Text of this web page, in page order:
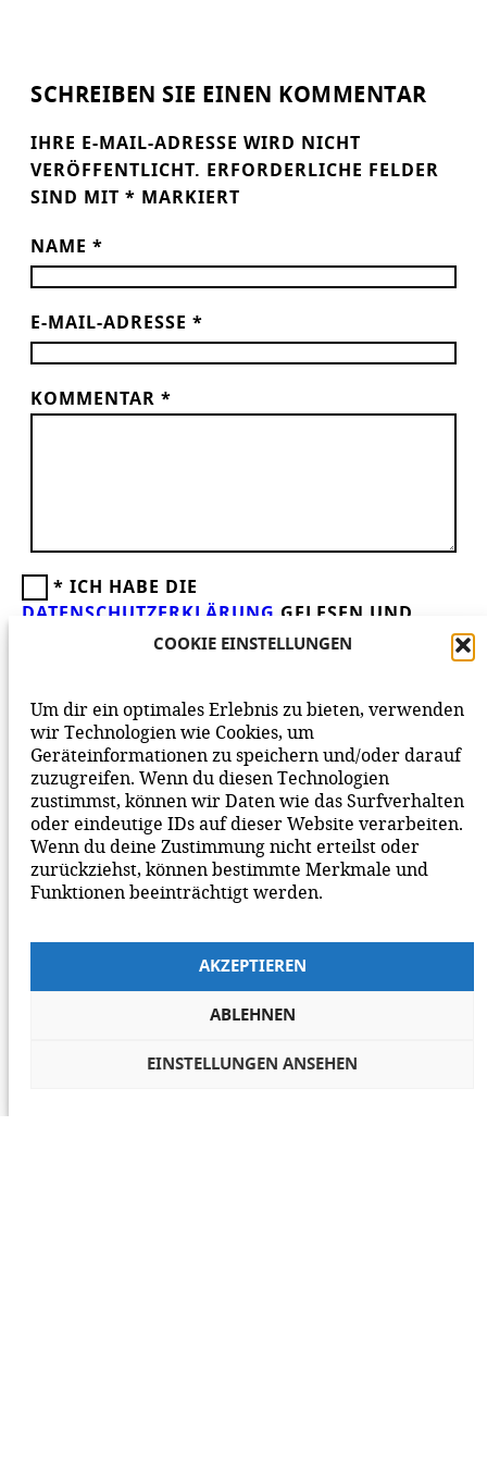
COOKIE EINSTELLUNGEN
Um dir ein optimales Erlebnis zu bieten, verwenden
wir Technologien wie Cookies, um
Geräteinformationen zu speichern und/oder darauf
zuzugreifen. Wenn du diesen Technologien
zustimmst, können wir Daten wie das Surfverhalten
oder eindeutige IDs auf dieser Website verarbeiten.
Wenn du deine Zustimmung nicht erteilst oder
zurückziehst, können bestimmte Merkmale und
Funktionen beeinträchtigt werden.
AKZEPTIEREN
ABLEHNEN
EINSTELLUNGEN ANSEHEN
SCHREIBEN SIE EINEN KOMMENTAR
IHRE E-MAIL-ADRESSE WIRD NICHT
VERÖFFENTLICHT.
ERFORDERLICHE FELDER
SIND MIT * MARKIERT
NAME *
E-MAIL-ADRESSE *
KOMMENTAR *
* ICH HABE DIE
DATENSCHUTZERKLÄRUNG GELESEN UND
AKZEPTIERE DIESE.WIR FREUEN UNS ÜBER
MITEINANDER AUF UNSERER SEITE.